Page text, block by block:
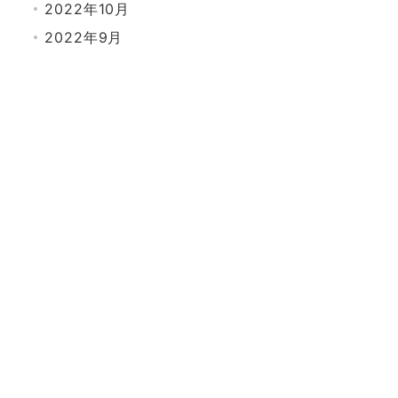
2022年10月
2022年9月